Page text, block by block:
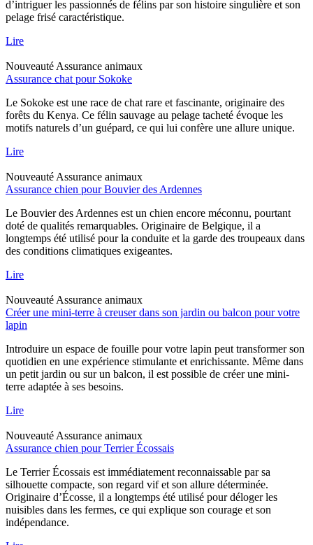
d’intriguer les passionnés de félins par son histoire singulière et son
pelage frisé caractéristique.
Lire
Nouveauté Assurance animaux
Assurance chat pour Sokoke
Le Sokoke est une race de chat rare et fascinante, originaire des
forêts du Kenya. Ce félin sauvage au pelage tacheté évoque les
motifs naturels d’un guépard, ce qui lui confère une allure unique.
Lire
Nouveauté Assurance animaux
Assurance chien pour Bouvier des Ardennes
Le Bouvier des Ardennes est un chien encore méconnu, pourtant
doté de qualités remarquables. Originaire de Belgique, il a
longtemps été utilisé pour la conduite et la garde des troupeaux dans
des conditions climatiques exigeantes.
Lire
Nouveauté Assurance animaux
Créer une mini-terre à creuser dans son jardin ou balcon pour votre
lapin
Introduire un espace de fouille pour votre lapin peut transformer son
quotidien en une expérience stimulante et enrichissante. Même dans
un petit jardin ou sur un balcon, il est possible de créer une mini-
terre adaptée à ses besoins.
Lire
Nouveauté Assurance animaux
Assurance chien pour Terrier Écossais
Le Terrier Écossais est immédiatement reconnaissable par sa
silhouette compacte, son regard vif et son allure déterminée.
Originaire d’Écosse, il a longtemps été utilisé pour déloger les
nuisibles dans les fermes, ce qui explique son courage et son
indépendance.